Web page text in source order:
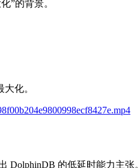
”的背景。
化。
DolphinDB 的低延时能力主张。